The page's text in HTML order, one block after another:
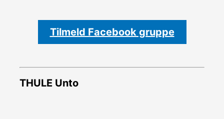
Tilmeld Facebook gruppe
THULE Unto